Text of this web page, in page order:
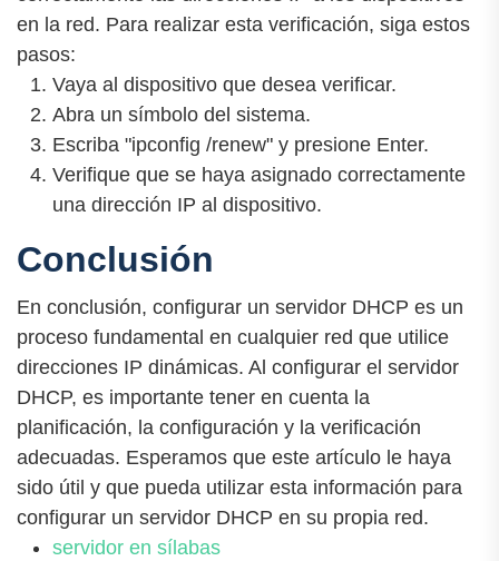
en la red. Para realizar esta verificación, siga estos
pasos:
Vaya al dispositivo que desea verificar.
Abra un símbolo del sistema.
Escriba "ipconfig /renew" y presione Enter.
Verifique que se haya asignado correctamente
una dirección IP al dispositivo.
Conclusión
En conclusión, configurar un servidor DHCP es un
proceso fundamental en cualquier red que utilice
direcciones IP dinámicas. Al configurar el servidor
DHCP, es importante tener en cuenta la
planificación, la configuración y la verificación
adecuadas. Esperamos que este artículo le haya
sido útil y que pueda utilizar esta información para
configurar un servidor DHCP en su propia red.
servidor en sílabas